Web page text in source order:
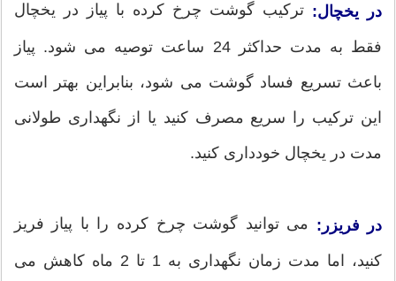
در یخچال: ترکیب گوشت چرخ کرده با پیاز در یخچال
فقط به مدت حداکثر 24 ساعت توصیه می شود. پیاز
باعث تسریع فساد گوشت می شود، بنابراین بهتر است
این ترکیب را سریع مصرف کنید یا از نگهداری طولانی
مدت در یخچال خودداری کنید.
در فریزر: می توانید گوشت چرخ کرده را با پیاز فریز
کنید، اما مدت زمان نگهداری به 1 تا 2 ماه کاهش می